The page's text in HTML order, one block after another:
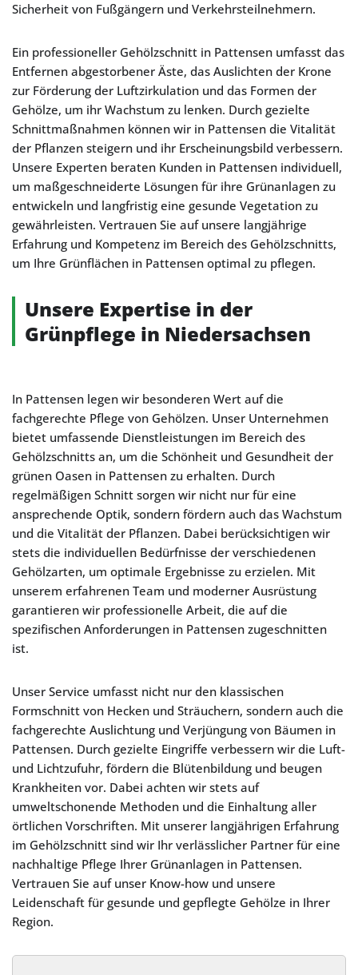
Sicherheit von Fußgängern und Verkehrsteilnehmern.
Ein professioneller Gehölzschnitt in Pattensen umfasst das
Entfernen abgestorbener Äste, das Auslichten der Krone
zur Förderung der Luftzirkulation und das Formen der
Gehölze, um ihr Wachstum zu lenken. Durch gezielte
Schnittmaßnahmen können wir in Pattensen die Vitalität
der Pflanzen steigern und ihr Erscheinungsbild verbessern.
Unsere Experten beraten Kunden in Pattensen individuell,
um maßgeschneiderte Lösungen für ihre Grünanlagen zu
entwickeln und langfristig eine gesunde Vegetation zu
gewährleisten. Vertrauen Sie auf unsere langjährige
Erfahrung und Kompetenz im Bereich des Gehölzschnitts,
um Ihre Grünflächen in Pattensen optimal zu pflegen.
Unsere Expertise in der
Grünpflege in Niedersachsen
In Pattensen legen wir besonderen Wert auf die
fachgerechte Pflege von Gehölzen. Unser Unternehmen
bietet umfassende Dienstleistungen im Bereich des
Gehölzschnitts an, um die Schönheit und Gesundheit der
grünen Oasen in Pattensen zu erhalten. Durch
regelmäßigen Schnitt sorgen wir nicht nur für eine
ansprechende Optik, sondern fördern auch das Wachstum
und die Vitalität der Pflanzen. Dabei berücksichtigen wir
stets die individuellen Bedürfnisse der verschiedenen
Gehölzarten, um optimale Ergebnisse zu erzielen. Mit
unserem erfahrenen Team und moderner Ausrüstung
garantieren wir professionelle Arbeit, die auf die
spezifischen Anforderungen in Pattensen zugeschnitten
ist.
Unser Service umfasst nicht nur den klassischen
Formschnitt von Hecken und Sträuchern, sondern auch die
fachgerechte Auslichtung und Verjüngung von Bäumen in
Pattensen. Durch gezielte Eingriffe verbessern wir die Luft-
und Lichtzufuhr, fördern die Blütenbildung und beugen
Krankheiten vor. Dabei achten wir stets auf
umweltschonende Methoden und die Einhaltung aller
örtlichen Vorschriften. Mit unserer langjährigen Erfahrung
im Gehölzschnitt sind wir Ihr verlässlicher Partner für eine
nachhaltige Pflege Ihrer Grünanlagen in Pattensen.
Vertrauen Sie auf unser Know-how und unsere
Leidenschaft für gesunde und gepflegte Gehölze in Ihrer
Region.